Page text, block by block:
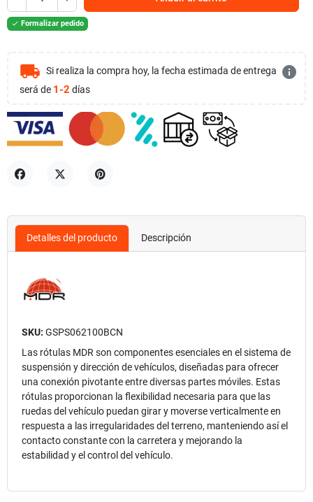
 Formalizar pedido
local_shipping Si realiza la compra hoy, la fecha estimada de entrega
será de 1-2 días
info
Detalles del producto Descripción
SKU: GSPS062100BCN
Las rótulas MDR son componentes esenciales en el sistema de
suspensión y dirección de vehículos, diseñadas para ofrecer
una conexión pivotante entre diversas partes móviles. Estas
rótulas proporcionan la flexibilidad necesaria para que las
ruedas del vehículo puedan girar y moverse verticalmente en
respuesta a las irregularidades del terreno, manteniendo así el
contacto constante con la carretera y mejorando la
estabilidad y el control del vehículo.